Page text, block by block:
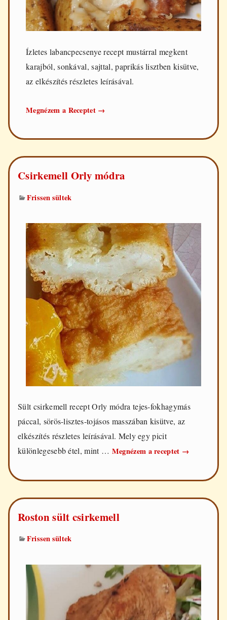
Ízletes labancpecsenye recept mustárral megkent
karajból, sonkával, sajttal, paprikás lisztben kisütve,
az elkészítés részletes leírásával.
Megnézem a Receptet Labancpecsenye
→
Csirkemell Orly módra
Frissen sültek
Sült csirkemell recept Orly módra tejes-fokhagymás
páccal, sörös-lisztes-tojásos masszában kisütve, az
elkészítés részletes leírásával. Mely egy picit
különlegesebb étel, mint … Megnézem a receptet Csirkemell
→
Roston sült csirkemell
Frissen sültek